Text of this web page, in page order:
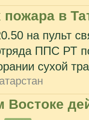
в
на пульт
ППС РТ
сухой
Востоке